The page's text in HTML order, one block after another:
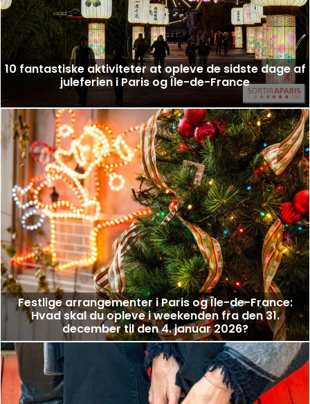
10 fantastiske aktiviteter at opleve de sidste dage af
juleferien i Paris og Île-de-France
Festlige arrangementer i Paris og Île-de-France:
Hvad skal du opleve i weekenden fra den 31.
december til den 4. januar 2026?